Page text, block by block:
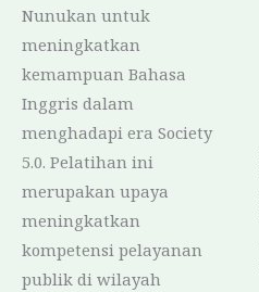
Nunukan untuk
meningkatkan
kemampuan Bahasa
Inggris dalam
menghadapi era Society
5.0. Pelatihan ini
merupakan upaya
meningkatkan
kompetensi pelayanan
publik di wilayah